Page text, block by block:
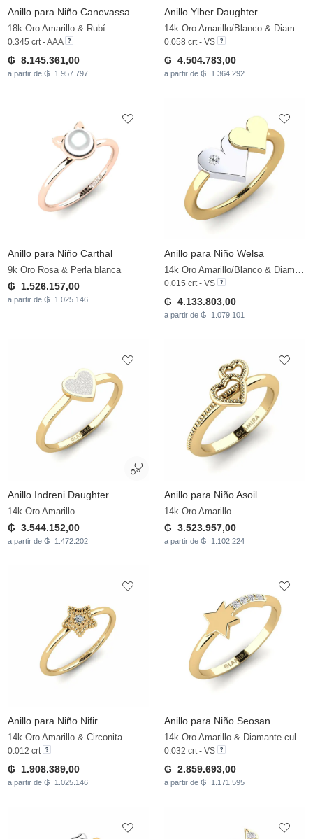
Anillo para Niño Canevassa
18k Oro Amarillo & Rubí
0.345 crt - AAA
₲ 8.145.361,00
a partir de ₲ 1.957.797
Anillo Ylber Daughter
14k Oro Amarillo/Blanco & Diamante cultivado en laboratorio
0.058 crt - VS
₲ 4.504.783,00
a partir de ₲ 1.364.292
Anillo para Niño Carthal
9k Oro Rosa & Perla blanca
₲ 1.526.157,00
a partir de ₲ 1.025.146
Anillo para Niño Welsa
14k Oro Amarillo/Blanco & Diamante
0.015 crt - VS
₲ 4.133.803,00
a partir de ₲ 1.079.101
Anillo Indreni Daughter
14k Oro Amarillo
₲ 3.544.152,00
a partir de ₲ 1.472.202
Anillo para Niño Asoil
14k Oro Amarillo
₲ 3.523.957,00
a partir de ₲ 1.102.224
Anillo para Niño Nifir
14k Oro Amarillo & Circonita
0.012 crt
₲ 1.908.389,00
a partir de ₲ 1.025.146
Anillo para Niño Seosan
14k Oro Amarillo & Diamante cultivado en laboratorio
0.032 crt - VS
₲ 2.859.693,00
a partir de ₲ 1.171.595